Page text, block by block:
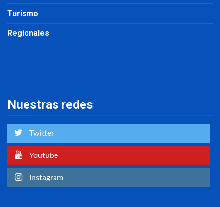
Turismo
Regionales
Nuestras redes
Twitter
Youtube
Instagram